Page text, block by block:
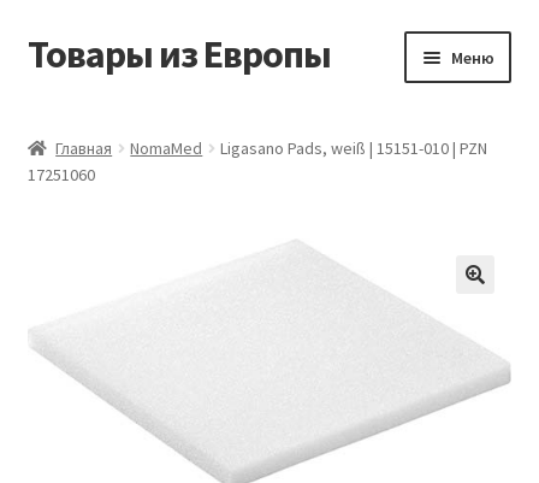
Перейти
Перейти
Товары из Европы Меню
Виды доставки
Корзина
Главная NomaMed
Ligasano Pads, weiß | 15151-010 | PZN
17251060